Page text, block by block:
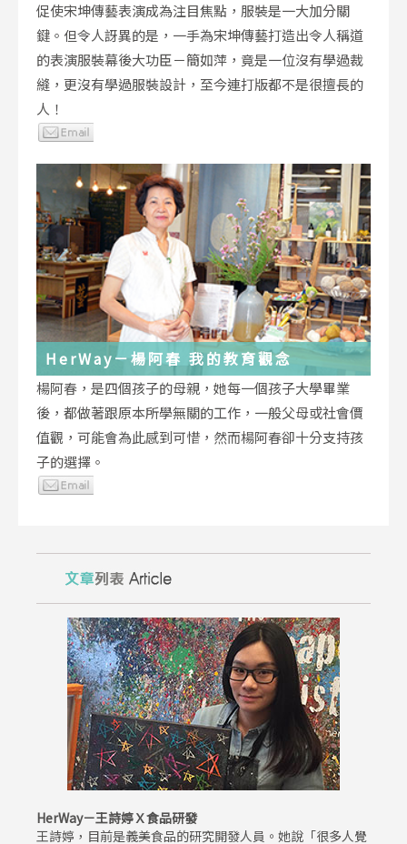
促使宋坤傳藝表演成為注目焦點，服裝是一大加分關
鍵。但令人訝異的是，一手為宋坤傳藝打造出令人稱道
的表演服裝幕後大功臣－簡如萍，竟是一位沒有學過裁
縫，更沒有學過服裝設計，至今連打版都不是很擅長的
人！
HerWay－楊阿春 我的教育觀念
楊阿春，是四個孩子的母親，她每一個孩子大學畢業
後，都做著跟原本所學無關的工作，一般父母或社會價
值觀，可能會為此感到可惜，然而楊阿春卻十分支持孩
子的選擇。
HerWay－王詩婷Ｘ食品研發
王詩婷，目前是義美食品的研究開發人員。她說「很多人覺